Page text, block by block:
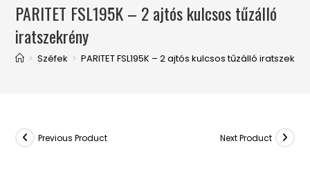
PARITET FSL195K – 2 ajtós kulcsos tűzálló
iratszekrény
> Széfek > PARITET FSL195K – 2 ajtós kulcsos tűzálló
Previous Product Next Product